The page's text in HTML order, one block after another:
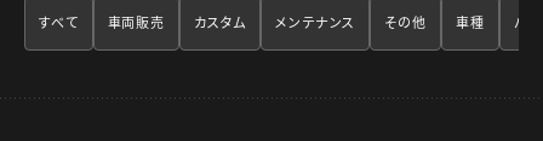
すべて 車両販売 カスタム メンテナンス その他 車種 パ